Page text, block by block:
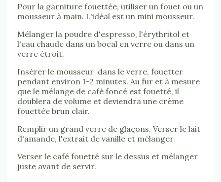
Pour la garniture fouettée, utiliser un fouet ou un
mousseur à main. L'idéal est un mini mousseur.
Mélanger la poudre d'espresso, l'érythritol et
l'eau chaude dans un bocal en verre ou dans un
verre étroit.
Insérer le mousseur dans le verre, fouetter
pendant environ 1-2 minutes. Au fur et à mesure
que le mélange de café foncé est fouetté, il
doublera de volume et deviendra une crème
fouettée brun clair.
Remplir un grand verre de glaçons. Verser le lait
d'amande, l'extrait de vanille et mélanger.
Verser le café fouetté sur le dessus et mélanger
juste avant de servir.